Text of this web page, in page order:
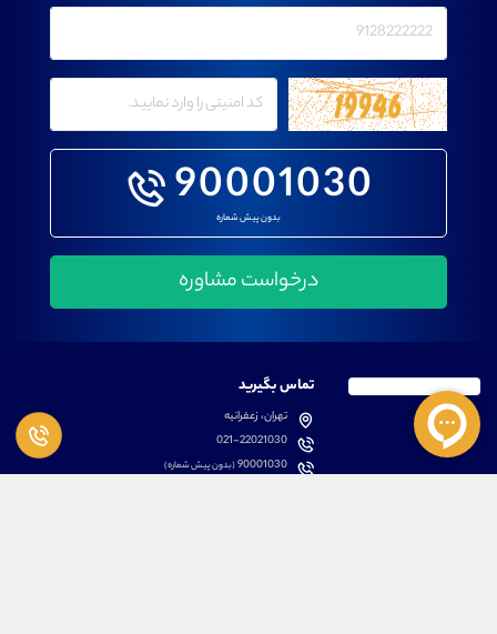
90001030
بدون پیش شماره
تماس بگیرید
تهران، زعفرانیه
021-22021030
90001030(بدون پیش شماره)